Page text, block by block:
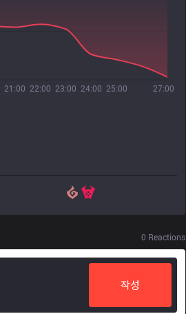
21:00 22:00 23:00 24:00 25:00 27:00
0 Reactions
작성